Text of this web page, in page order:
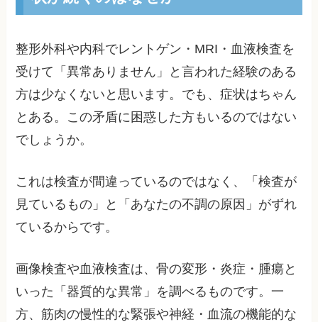
整形外科や内科でレントゲン・MRI・血液検査を
受けて「異常ありません」と言われた経験のある
方は少なくないと思います。でも、症状はちゃん
とある。この矛盾に困惑した方もいるのではない
でしょうか。
これは検査が間違っているのではなく、「検査が
見ているもの」と「あなたの不調の原因」がずれ
ているからです。
画像検査や血液検査は、骨の変形・炎症・腫瘍と
いった「器質的な異常」を調べるものです。一
方、筋肉の慢性的な緊張や神経・血流の機能的な